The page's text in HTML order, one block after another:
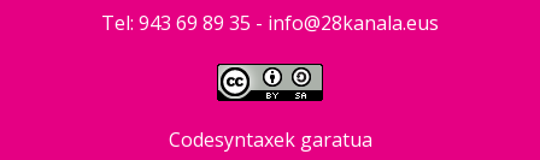
Tel: 943 69 89 35 - info@28kanala.eus
Codesyntaxek garatua